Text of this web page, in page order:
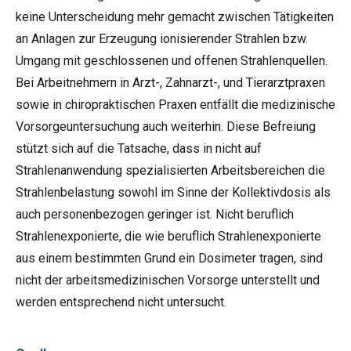
keine Unterscheidung mehr gemacht zwischen Tätigkeiten
an Anlagen zur Erzeugung ionisierender Strahlen bzw.
Umgang mit geschlossenen und offenen Strahlenquellen.
Bei Arbeitnehmern in Arzt-, Zahnarzt-, und Tierarztpraxen
sowie in chiropraktischen Praxen entfällt die medizinische
Vorsorgeuntersuchung auch weiterhin. Diese Befreiung
stützt sich auf die Tatsache, dass in nicht auf
Strahlenanwendung spezialisierten Arbeitsbereichen die
Strahlenbelastung sowohl im Sinne der Kollektivdosis als
auch personenbezogen geringer ist. Nicht beruflich
Strahlenexponierte, die wie beruflich Strahlenexponierte
aus einem bestimmten Grund ein Dosimeter tragen, sind
nicht der arbeitsmedizinischen Vorsorge unterstellt und
werden entsprechend nicht untersucht.